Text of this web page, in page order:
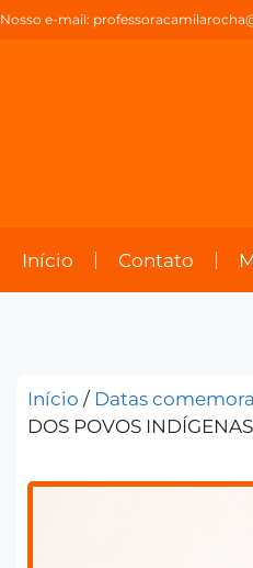
Nosso e-mail:
Início Contato
Início / Datas
DOS POVOS INDÍGENAS